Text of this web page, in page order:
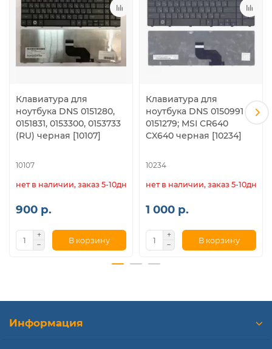
Клавиатура для
ноутбука DNS 0151280,
0151831, 0153300, 0153733
(RU) черная [10107]
10107
нет в наличии, заказ 5-10дн.
900 р.
В корзину
Клавиатура для
ноутбука DNS 0150991
0151279; MSI CR640
CX640 черная [10234]
10234
нет в наличии, заказ 5-10дн.
1 000 р.
В корзину
Информация